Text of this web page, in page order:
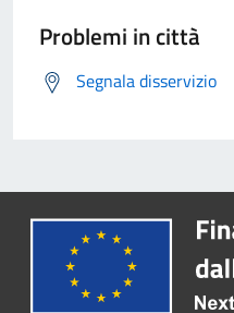
Problemi in città
Segnala disservizio